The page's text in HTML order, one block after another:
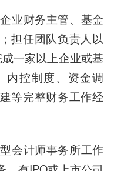
业财务主管、基金
担任团队负责人以
一家以上企业或基
内控制度、资金调
等完整财务工作经
会计师事务所工作